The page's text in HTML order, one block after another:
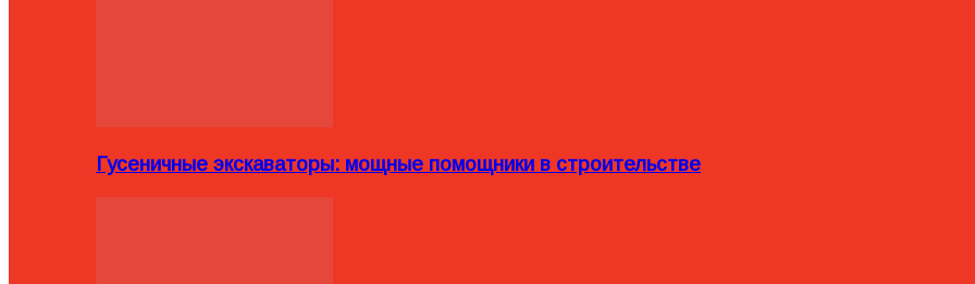
Гусеничные экскаваторы: мощные помощники в строительстве